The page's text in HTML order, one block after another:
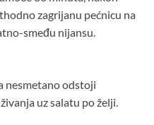
zagrijanu pećnicu na
smeđu nijansu.
nesmetano odstoji
uz salatu po želji.